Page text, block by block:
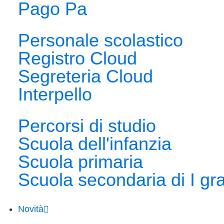
Pago Pa
Personale scolastico
Registro Cloud
Segreteria Cloud
Interpello
Percorsi di studio
Scuola dell'infanzia
Scuola primaria
Scuola secondaria di I
Novità